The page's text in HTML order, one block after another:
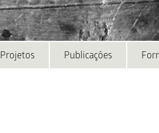
Projetos Publicações